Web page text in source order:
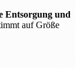
Entsorgung und
auf Größe